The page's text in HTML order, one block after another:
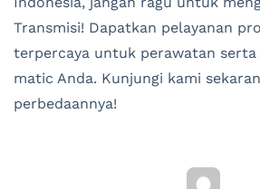
Transmisi! Dapatkan pelayanan
terpercaya untuk perawatan
matic Anda. Kunjungi kami
perbedaannya!